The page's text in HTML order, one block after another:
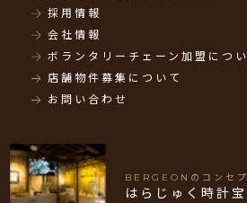
採用情報
会社情報
ボランタリーチェーン加盟につ
店舗物件募集について
お問い合わせ
BERGEONのコンセ
はらじゅく時計